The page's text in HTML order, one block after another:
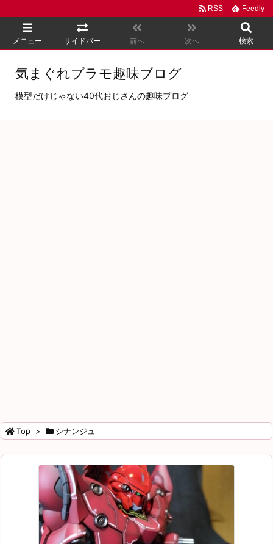
メニュー サイドバー 前へ 次へ 検索
RSS Feedly
気まぐれプラモ趣味ブログ
模型だけじゃない40代おじさんの趣味ブログ
Top > シナンジュ